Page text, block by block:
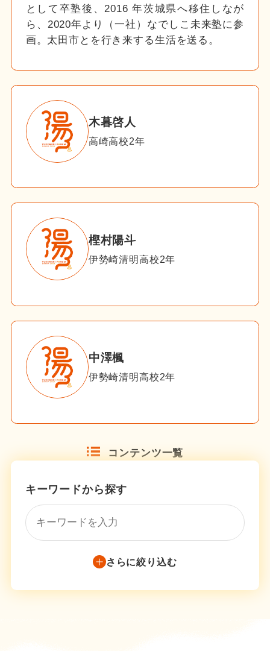
として卒塾後、2016 年茨城県へ移住しなが
ら、2020年より（一社）なでしこ未来塾に参
画。太田市とを行き来する生活を送る。
木暮啓人
高崎高校2年
樫村陽斗
伊勢崎清明高校2年
中澤楓
伊勢崎清明高校2年
コンテンツ一覧
キーワードから探す
さらに絞り込む